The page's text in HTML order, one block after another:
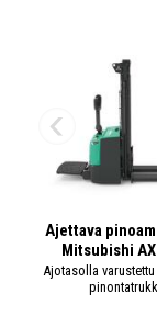
Ajettava
Mitsubishi
Ajotasolla